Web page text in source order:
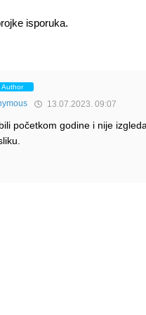
isporuka.
Author
13.07.2023. 09:07
početkom godine i nije